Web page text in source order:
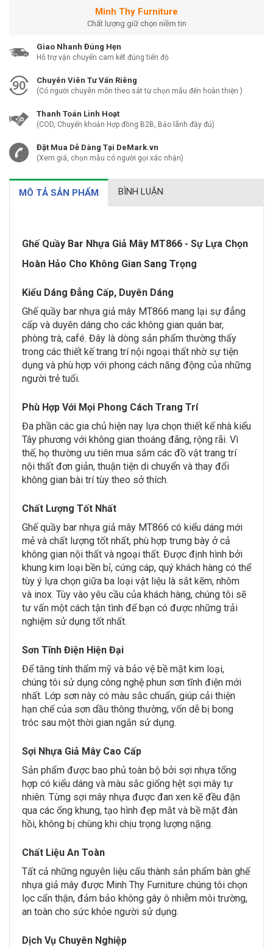
Minh Thy Furniture
Chất lượng giữ chọn niềm tin
Giao Nhanh Đúng Hẹn
Hỗ trợ vận chuyển cam kết đúng tiến độ
Chuyên Viên Tư Vấn Riêng
(Có người chuyên môn theo sát từ chọn mẫu đến hoàn thiện )
Thanh Toán Linh Hoạt
(COD, Chuyển khoản Hợp đồng B2B, Bảo lãnh đầy đủ)
Đặt Mua Dễ Dàng Tại DeMark.vn
(Xem giá, chọn mẫu có người gọi xác nhận)
MÔ TẢ SẢN PHẨM BÌNH LUẬN
Ghế Quầy Bar Nhựa Giả Mây MT866 - Sự Lựa Chọn
Hoàn Hảo Cho Không Gian Sang Trọng
Kiểu Dáng Đẳng Cấp, Duyên Dáng
Ghế quầy bar nhựa giả mây MT866 mang lại sự đẳng
cấp và duyên dáng cho các không gian quán bar,
phòng trà, café. Đây là dòng sản phẩm thường thấy
trong các thiết kế trang trí nội ngoại thất nhờ sự tiện
dụng và phù hợp với phong cách năng động của những
người trẻ tuổi.
Phù Hợp Với Mọi Phong Cách Trang Trí
Đa phần các gia chủ hiện nay lựa chọn thiết kế nhà kiểu
Tây phương với không gian thoáng đãng, rộng rãi. Vì
thế, họ thường ưu tiên mua sắm các đồ vật trang trí
nội thất đơn giản, thuận tiện di chuyển và thay đổi
không gian bài trí tùy theo sở thích.
Chất Lượng Tốt Nhất
Ghế quầy bar nhựa giả mây MT866 có kiểu dáng mới
mẻ và chất lượng tốt nhất, phù hợp trưng bày ở cả
không gian nội thất và ngoại thất. Được định hình bởi
khung kim loại bền bỉ, cứng cáp, quý khách hàng có thể
tùy ý lựa chọn giữa ba loại vật liệu là sắt kẽm, nhôm
và inox. Tùy vào yêu cầu của khách hàng, chúng tôi sẽ
tư vấn một cách tận tình để bạn có được những trải
nghiệm sử dụng tốt nhất.
Sơn Tĩnh Điện Hiện Đại
Để tăng tính thẩm mỹ và bảo vệ bề mặt kim loại,
chúng tôi sử dụng công nghệ phun sơn tĩnh điện mới
nhất. Lớp sơn này có màu sắc chuẩn, giúp cải thiện
hạn chế của sơn dầu thông thường, vốn dễ bị bong
tróc sau một thời gian ngắn sử dụng.
Sợi Nhựa Giả Mây Cao Cấp
Sản phẩm được bao phủ toàn bộ bởi sợi nhựa tổng
hợp có kiểu dáng và màu sắc giống hệt sợi mây tự
nhiên. Từng sợi mây nhựa được đan xen kẽ đều đặn
qua các ống khung, tạo hình đẹp mắt và bề mặt đàn
hồi, không bị chùng khi chịu trọng lượng nặng.
Chất Liệu An Toàn
Tất cả những nguyên liệu cấu thành sản phẩm bàn ghế
nhựa giả mây được Minh Thy Furniture chúng tôi chọn
lọc cẩn thận, đảm bảo không gây ô nhiễm môi trường,
an toàn cho sức khỏe người sử dụng.
Dịch Vụ Chuyên Nghiệp